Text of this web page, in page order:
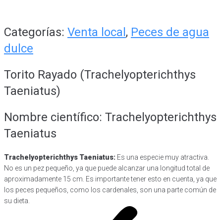
Categorías: Venta local, Peces de agua
dulce
Torito Rayado (Trachelyopterichthys
Taeniatus)
Nombre científico: Trachelyopterichthys
Taeniatus
Trachelyopterichthys Taeniatus: Es una especie muy atractiva.
No es un pez pequeño, ya que puede alcanzar una longitud total de
aproximadamente 15 cm. Es importante tener esto en cuenta, ya que
los peces pequeños, como los cardenales, son una parte común de
su dieta.